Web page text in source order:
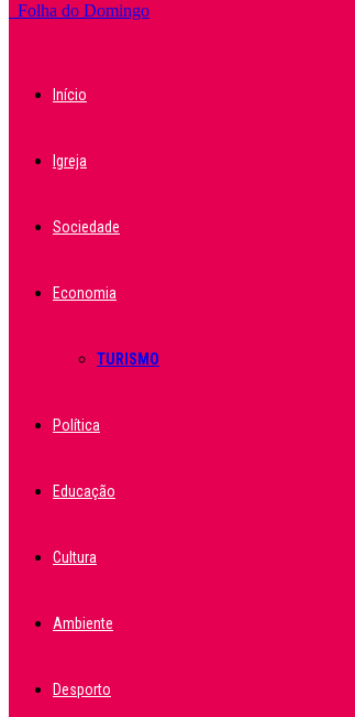
Folha do Domingo
Início
Igreja
Sociedade
Economia
TURISMO
Política
Educação
Cultura
Ambiente
Desporto